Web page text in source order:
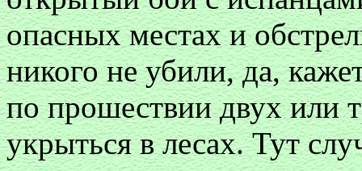
опасных местах и
никого не убили, да,
по прошествии двух или
укрыться в лесах. Тут